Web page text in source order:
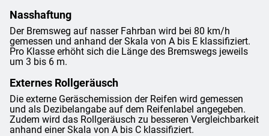
Nasshaftung
Der Bremsweg auf nasser Fahrban wird bei 80 km/h
gemessen und anhand der Skala von A bis E klassifiziert.
Pro Klasse erhöht sich die Länge des Bremswegs jeweils
um 3 bis 6 m.
Externes Rollgeräusch
Die externe Geräschemission der Reifen wird gemessen
und als Dezibelangabe auf dem Reifenlabel angegeben.
Zudem wird das Rollgeräusch zu besseren Vergleichbarkeit
anhand einer Skala von A bis C klassifiziert.